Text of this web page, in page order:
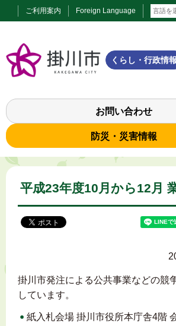
ご利用案内 Foreign Language
くらし・行政情報
お問い合わせ
防災・災害情報
平成23年度10月から12月
掛川市発注による公共事業などの競
しています。
紙入札会場 掛川市役所本庁舎4階